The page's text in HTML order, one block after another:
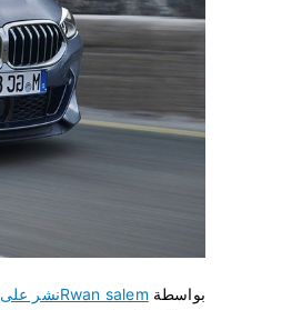
بواسطة Rwan salemنشر على